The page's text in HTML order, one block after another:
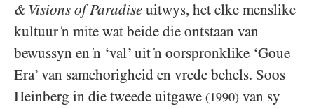
& Visions of Paradise uitwys, het elke menslike
kultuur ‘n mite wat beide die ontstaan van
bewussyn en ‘n ‘val’ uit ‘n oorspronklike ‘Goue
Era’ van samehorigheid en vrede behels. Soos
Heinberg in die tweede uitgawe (1990) van sy